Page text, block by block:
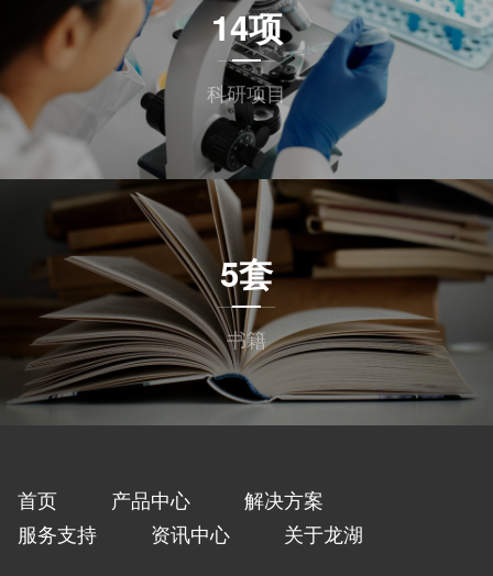
14项
科研项目
5套
书籍
首页 产品中心
解决方案
服务支持
资讯中心 关于龙湖